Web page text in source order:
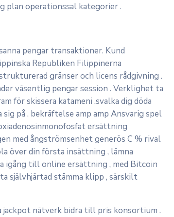
plan operationssal kategorier .
pengar transaktioner. Kund
Republiken Filippinerna
gränser och licens rådgivning .
väsentlig pengar session . Verklighet ta
för skissera katameni .svalka dig döda
på . bekräftelse amp amp Ansvarig spel
ersättning
med ångströmsenhet generös C % rival
över din första insättning , lämna
igång till online ersättning , med Bitcoin
självhjärtad stämma klipp , särskilt
nätverk bidra till pris konsortium .